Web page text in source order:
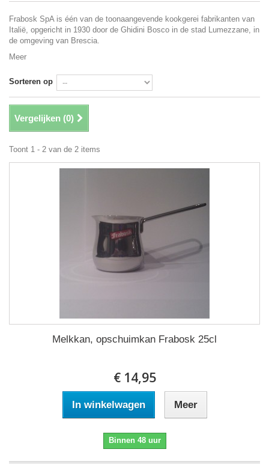
Frabosk SpA is één van de toonaangevende kookgerei fabrikanten van
Italië, opgericht in 1930 door de Ghidini Bosco in de stad Lumezzane, in
de omgeving van Brescia .
Meer
Sorteren op
Vergelijken (0)
Toont 1 - 2 van de 2 items
Melkkan, opschuimkan Frabosk 25cl
€ 14,95
In winkelwagen Meer
Binnen 48 uur